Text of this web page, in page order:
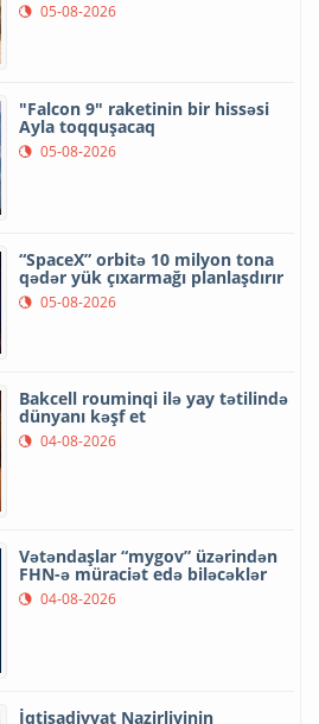
05-08-2026
"Falcon 9" raketinin bir hissəsi
Ayla toqquşacaq
05-08-2026
“SpaceX” orbitə 10 milyon tona
qədər yük çıxarmağı planlaşdırır
05-08-2026
Bakcell rouminqi ilə yay tətilində
dünyanı kəşf et
04-08-2026
Vətəndaşlar “mygov” üzərindən
FHN-ə müraciət edə biləcəklər
04-08-2026
İqtisadiyyat Nazirliyinin